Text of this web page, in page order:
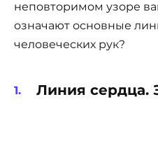
неповторимом узоре
означают основные
человеческих рук?
Линия сердца.